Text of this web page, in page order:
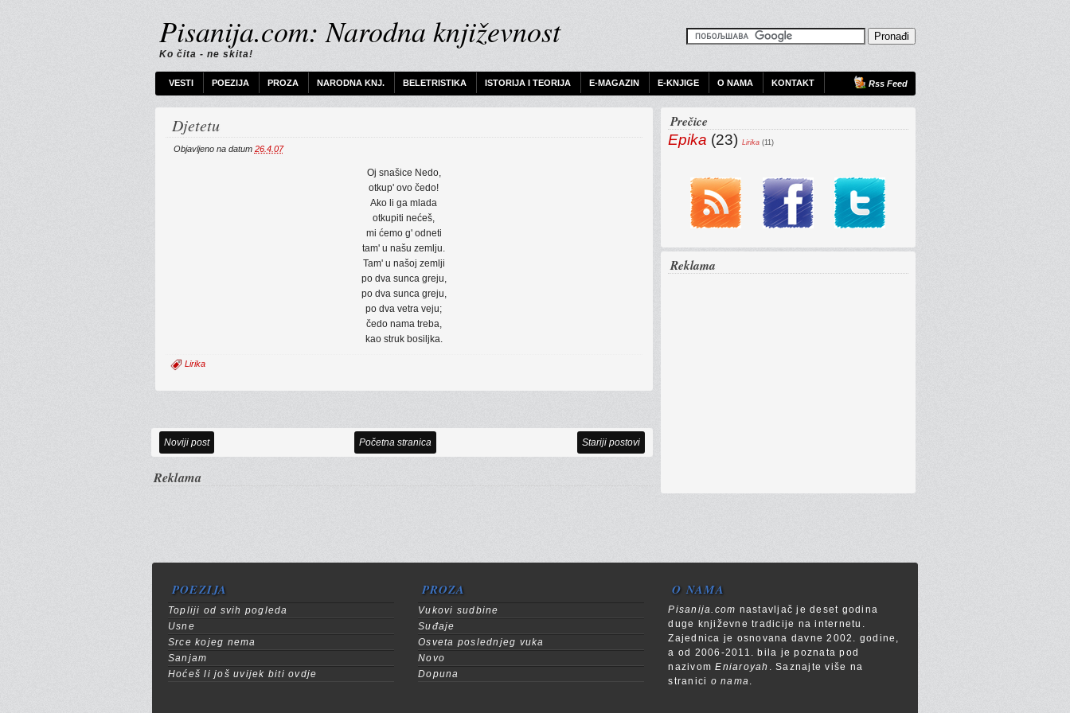
Pisanija.com: Narodna književnost
Ko čita - ne skita!
Rss Feed
VESTI POEZIJA PROZA NARODNA KNJ. BELETRISTIKA ISTORIJA I TEORIJA E-MAGAZIN E-KNJIGE O NAMA KONTAKT
Djetetu
Objavljeno na datum 26.4.07
Oj snašice Nedo,
otkup' ovo čedo!
Ako li ga mlada
otkupiti nećeš,
mi ćemo g' odneti
tam' u našu zemlju.
Tam' u našoj zemlji
po dva sunca greju,
po dva sunca greju,
po dva vetra veju;
čedo nama treba,
kao struk bosiljka.
Lirika
Noviji post Stariji postovi
Početna stranica
Reklama
Prečice
Epika (23) Lirika (11)
Reklama
POEZIJA
Topliji od svih pogleda
Usne
Srce kojeg nema
Sanjam
Hoćeš li još uvijek biti ovdje
PROZA
Vukovi sudbine
Suđaje
Osveta poslednjeg vuka
Novo
Dopuna
O NAMA
Pisanija.com nastavljač je deset godina
duge književne tradicije na internetu.
Zajednica je osnovana davne 2002. godine,
a od 2006-2011. bila je poznata pod
nazivomEniaroyah . Saznajte više na
stranici o nama.